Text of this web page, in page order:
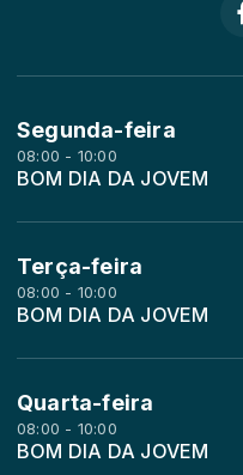
Segunda-feira
08:00 - 10:00
BOM DIA DA JOVEM
Terça-feira
08:00 - 10:00
BOM DIA DA JOVEM
Quarta-feira
08:00 - 10:00
BOM DIA DA JOVEM